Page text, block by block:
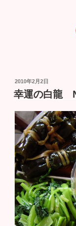
投
稿
日:
2010年2月2日
幸運の白龍